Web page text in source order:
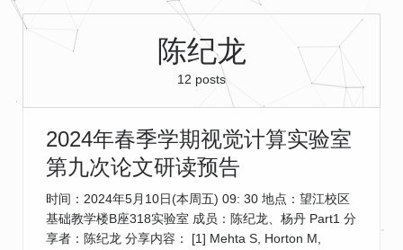
陈纪龙
12 posts
2024年春季学期视觉计算实验室
第九次论文研读预告
时间：2024年5月10日(本周五) 09: 30 地点：望江校区
基础教学楼B座318实验室 成员：陈纪龙、杨丹 Part1 分
享者：陈纪龙 分享内容： [1] Mehta S, Horton M,